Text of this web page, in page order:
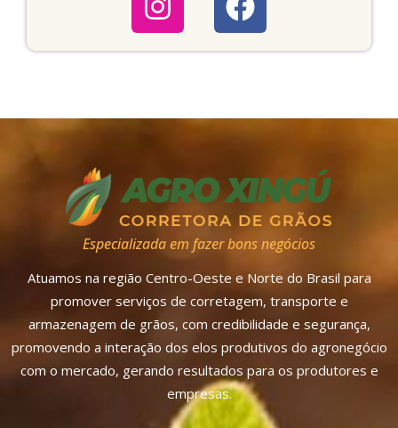
Especializada em fazer bons negócios
Atuamos na região Centro-Oeste e Norte do Brasil para
promover serviços de corretagem, transporte e
armazenagem de grãos, com credibilidade e segurança,
promovendo a interação dos elos produtivos do agronegócio
com o mercado, gerando resultados para os produtores e
empresas.